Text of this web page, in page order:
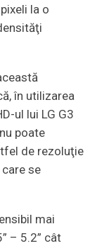
la o
în utilizarea
ul lui LG G3
poate
de rezoluţie
se
mai
– 5.2” cât